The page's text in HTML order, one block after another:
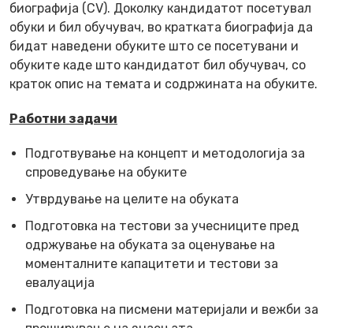
биографија (CV). Доколку кандидатот посетувал
обуки и бил обучувач, во кратката биографија да
бидат наведени обуките што се посетувани и
обуките каде што кандидатот бил обучувач, со
краток опис на темата и содржината на обуките.
Работни задачи
Подготвување на концепт и методологија за
спроведување на обуките
Утврдување на целите на обуката
Подготовка на тестови за учесниците пред
одржување на обуката за оценување на
моменталните капацитети и тестови за
евалуација
Подготовка на писмени материјали и вежби за